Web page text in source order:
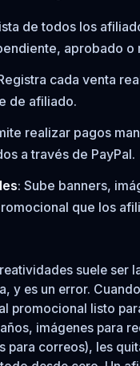
de todos los
aprobado o
cada venta
de afiliado.
realizar pagos
a través de PayPal.
: Sube banners,
que los
suele ser
y es un error.
promocional listo
imágenes para
para correos), les